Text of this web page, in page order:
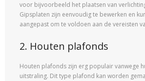
voor bijvoorbeeld het plaatsen van
Gipsplaten zijn eenvoudig te bewerken en
aangepast om te voldoen aan de vereisten
2. Houten plafonds
Houten plafonds zijn erg populair vanwege
uitstraling. Dit type plafond kan worden